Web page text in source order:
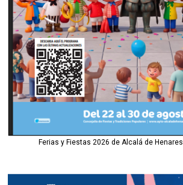
Ferias y Fiestas 2026 de Alcalá de